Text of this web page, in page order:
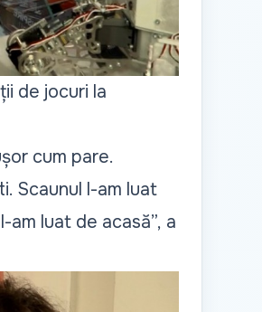
de jocuri la
cum pare.
Scaunul l-am luat
am luat de acasă”, a